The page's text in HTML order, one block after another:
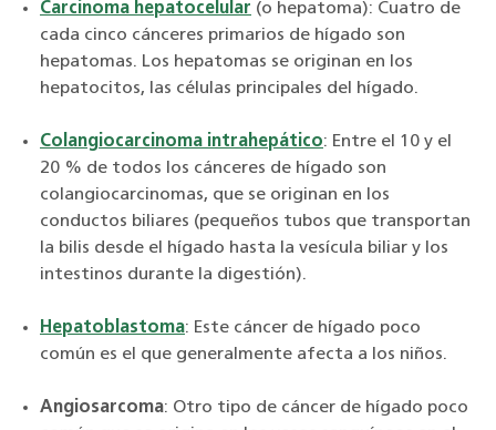
Carcinoma hepatocelular (o hepatoma): Cuatro de
cada cinco cánceres primarios de hígado son
hepatomas. Los hepatomas se originan en los
hepatocitos, las células principales del hígado.
Colangiocarcinoma intrahepático: Entre el 10 y el
20 % de todos los cánceres de hígado son
colangiocarcinomas, que se originan en los
conductos biliares (pequeños tubos que transportan
la bilis desde el hígado hasta la vesícula biliar y los
intestinos durante la digestión).
Hepatoblastoma: Este cáncer de hígado poco
común es el que generalmente afecta a los niños.
Angiosarcoma: Otro tipo de cáncer de hígado poco